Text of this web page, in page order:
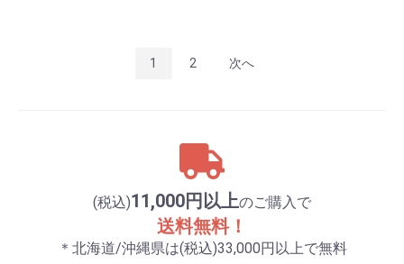
(税込)11,000円以上のご購入で
送料無料！
＊北海道/沖縄県は(税込)33,000円以上で無料
1 2 次へ